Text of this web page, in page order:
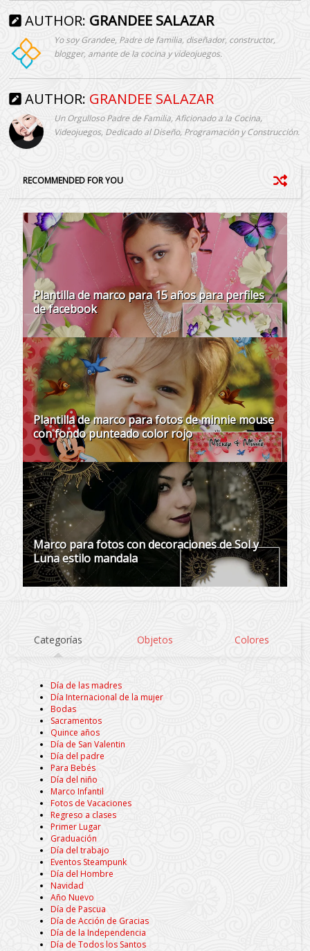
AUTHOR: GRANDEE SALAZAR
Yo soy Grandee, Padre de familia, diseñador, constructor,
blogger, amante de la cocina y videojuegos.
AUTHOR: GRANDEE SALAZAR
Un Orgulloso Padre de Familia, Aficionado a la Cocina,
Videojuegos, Dedicado al Diseño, Programación y Construcción.
RECOMMENDED FOR YOU
Plantilla de marco para 15 años para perfiles
de facebook
Plantilla de marco para fotos de minnie mouse
con fondo punteado color rojo
Marco para fotos con decoraciones de Sol y
Luna estilo mandala
Categorías Objetos Colores
Día de las madres
Día Internacional de la mujer
Bodas
Sacramentos
Quince años
Día de San Valentin
Día del padre
Para Bebés
Día del niño
Marco Infantil
Fotos de Vacaciones
Regreso a clases
Primer Lugar
Graduación
Día del trabajo
Eventos Steampunk
Día del Hombre
Navidad
Año Nuevo
Día de Pascua
Día de Acción de Gracias
Día de la Independencia
Día de Todos los Santos